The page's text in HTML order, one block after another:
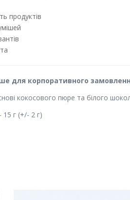
продуктів
для корпоративного
кокосового пюре та білого
15 г (+/- 2 г)